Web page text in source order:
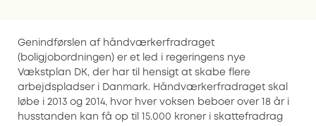
Genindførslen af håndværkerfradraget
(boligjobordningen) er et led i regeringens nye
Vækstplan DK, der har til hensigt at skabe flere
arbejdspladser i Danmark. Håndværkerfradraget skal
løbe i 2013 og 2014, hvor hver voksen beboer over 18 år i
husstanden kan få op til 15.000 kroner i skattefradrag